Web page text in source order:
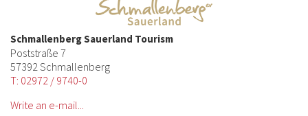
Schmallenberg Sauerland Tourism
Poststraße 7
57392 Schmallenberg
T: 02972 / 9740-0
Write an e-mail...